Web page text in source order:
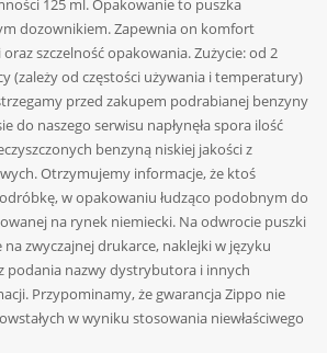
125 ml. Opakowanie to puszka
dozownikiem. Zapewnia on komfort
szczelność opakowania. Zużycie: od 2
(zależy od częstości używania i temperatury)
przed zakupem podrabianej benzyny
do naszego serwisu napłynęła spora ilość
benzyną niskiej jakości z
Otrzymujemy informacje, że ktoś
w opakowaniu łudząco podobnym do
na rynek niemiecki. Na odwrocie puszki
zwyczajnej drukarce, naklejki w języku
podania nazwy dystrybutora i innych
Przypominamy, że gwarancja Zippo nie
w wyniku stosowania niewłaściwego